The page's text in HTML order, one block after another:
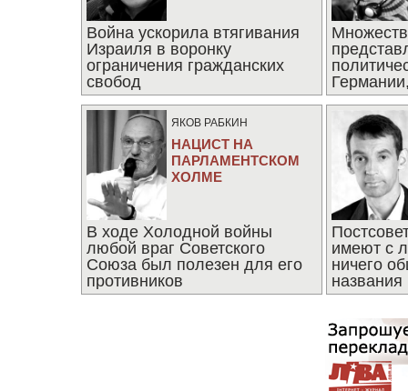
Война ускорила втягивания
Израиля в воронку
ограничения гражданских
свобод
ЯКОВ РАБКИН
НАЦИСТ НА
ПАРЛАМЕНТСКОМ
ХОЛМЕ
В ходе Холодной войны
любой враг Советского
Союза был полезен для его
противников
имеют с
ничего
названия